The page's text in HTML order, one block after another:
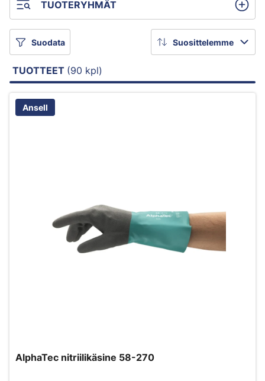
TUOTERYHMÄT
Suodata Suosittelemme
TUOTTEET (90 kpl)
Ansell
AlphaTec nitriilikäsine 58-270